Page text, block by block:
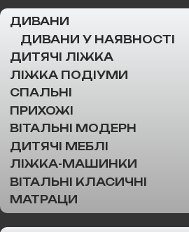
ДИВАНИ
ДИВАНИ У НАЯВНОСТІ
ДИТЯЧІ ЛІЖКА
ЛІЖКА ПОДІУМИ
СПАЛЬНІ
ПРИХОЖІ
ВІТАЛЬНІ МОДЕРН
ДИТЯЧІ МЕБЛІ
ЛІЖКА-МАШИНКИ
ВІТАЛЬНІ КЛАСИЧНІ
МАТРАЦИ